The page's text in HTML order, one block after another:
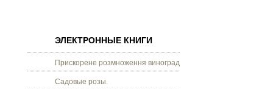
ЭЛЕКТРОННЫЕ КНИГИ
Прискорене розмноження винограду.
Садовые розы.